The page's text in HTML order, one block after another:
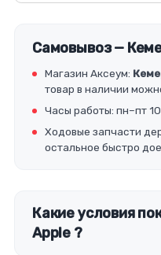
Самовывоз —
Магазин Аксеум:
товар в наличии
Часы работы: пн–пт
Ходовые запчасти
остальное быстро
Какие условия
Apple ?